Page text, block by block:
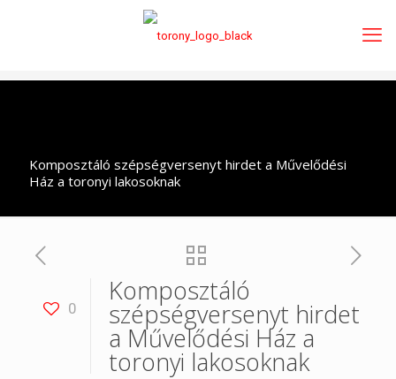
Komposztáló szépségversenyt hirdet a Művelődési
Ház a toronyi lakosoknak
0
Komposztáló
szépségversenyt hirdet
a Művelődési Ház a
toronyi lakosoknak